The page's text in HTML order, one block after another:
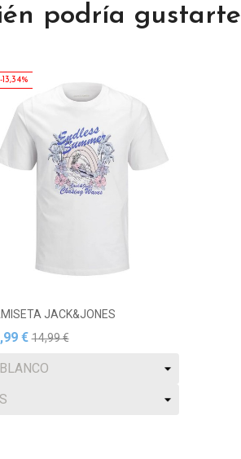
podría gustarte
-13,34%
JACK&JONES
€ 14,99 €